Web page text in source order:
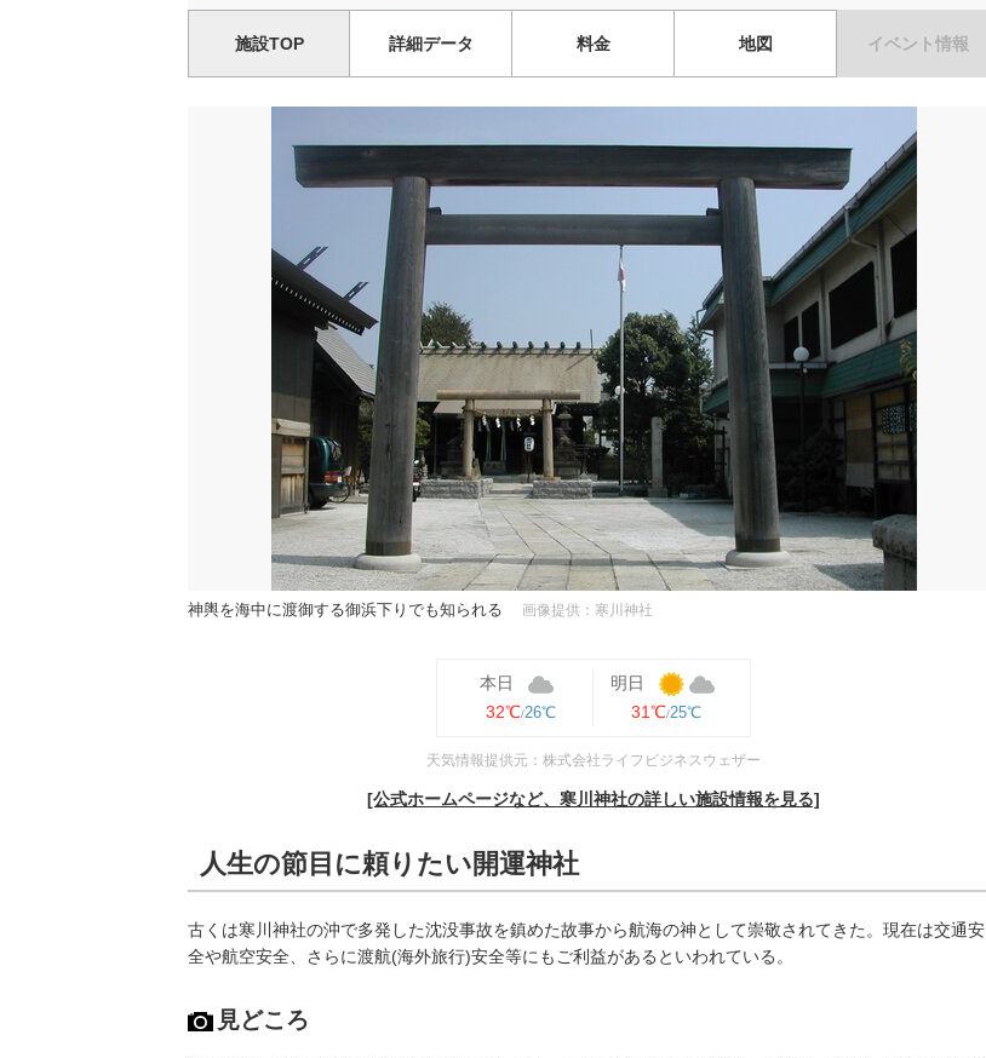
施設TOP 詳細データ 料金 地図 イベント情報
神輿を海中に渡御する御浜下りでも知られる 画像提供：寒川神社
本日
32℃ 26℃
明日
31℃ 25℃
天気情報提供元：株式会社ライフビジネスウェザー
[公式ホームページなど、寒川神社の詳しい施設情報を見る]
人生の節目に頼りたい開運神社
古くは寒川神社の沖で多発した沈没事故を鎮めた故事から航海の神として崇敬されてきた。現在は交通安
全や航空安全、さらに渡航(海外旅行)安全等にもご利益があるといわれている。
見どころ